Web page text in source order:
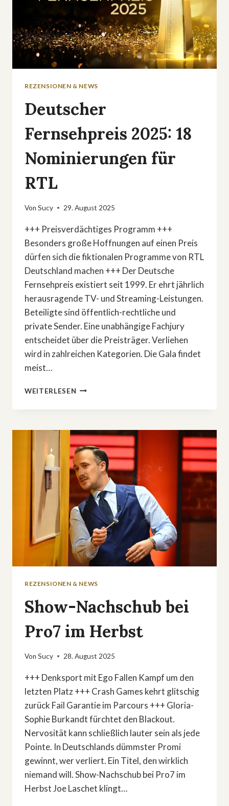
REZENSIONEN & NEWS
Deutscher
Fernsehpreis 2025: 18
Nominierungen für
RTL
Von Sucy 29. August 2025
+++ Preisverdächtiges Programm +++
Besonders große Hoffnungen auf einen Preis
dürfen sich die fiktionalen Programme von RTL
Deutschland machen +++ Der Deutsche
Fernsehpreis existiert seit 1999. Er ehrt jährlich
herausragende TV- und Streaming-Leistungen.
Beteiligte sind öffentlich-rechtliche und
private Sender. Eine unabhängige Fachjury
entscheidet über die Preisträger. Verliehen
wird in zahlreichen Kategorien. Die Gala findet
meist…
WEITERLESEN DEUTSCHER
2025:
NOMINIERUNGEN
FÜR
RTL
REZENSIONEN & NEWS
Show-Nachschub bei
Pro7 im Herbst
Von Sucy 28. August 2025
+++ Denksport mit Ego Fallen Kampf um den
letzten Platz +++ Crash Games kehrt glitschig
zurück Fail Garantie im Parcours +++ Gloria-
Sophie Burkandt fürchtet den Blackout.
Nervosität kann schließlich lauter sein als jede
Pointe. In Deutschlands dümmster Promi
gewinnt, wer verliert. Ein Titel, den wirklich
niemand will. Show-Nachschub bei Pro7 im
Herbst Joe Laschet klingt…